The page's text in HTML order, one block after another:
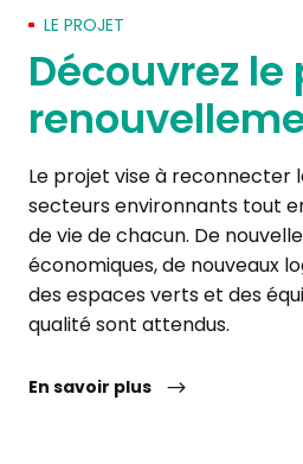
LE PROJET
Découvrez
Le projet vise à reconnecter
secteurs environnants tout
de vie de chacun. De
économiques, de nouveaux
des espaces verts et des
qualité sont attendus.
En savoir plus